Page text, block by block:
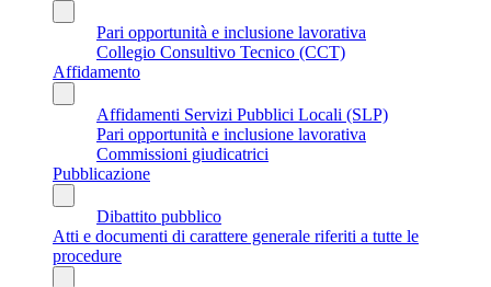
Pari opportunità e inclusione lavorativa
Collegio Consultivo Tecnico (CCT)
Affidamento
Affidamenti Servizi Pubblici Locali (SLP)
Pari opportunità e inclusione lavorativa
Commissioni giudicatrici
Pubblicazione
Dibattito pubblico
Atti e documenti di carattere generale riferiti a tutte le
procedure